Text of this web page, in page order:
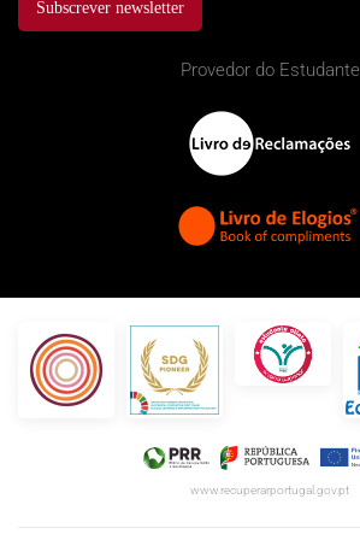
Subscrever newsletter
Provedor do Estudante
www.recuperarportugal.gov.pt